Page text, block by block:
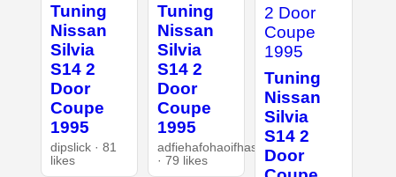
Tuning
Nissan
Silvia
S14 2
Door
Coupe
1995
dipslick · 81
likes
Tuning
Nissan
Silvia
S14 2
Door
Coupe
1995
adfiehafohaoifhasd
· 79 likes
Tuning
Nissan
Silvia
S14 2
Door